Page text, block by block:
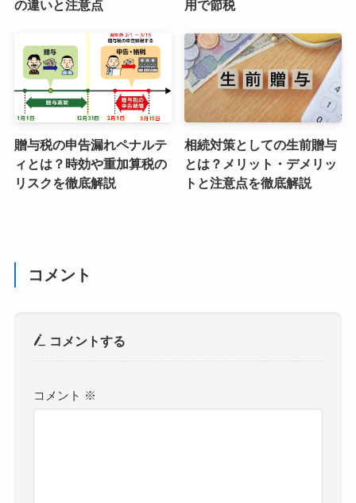
の違いと注意点 用で節税
贈与税の申告漏れペナルテ
ィとは？時効や重加算税の
リスクを徹底解説
相続対策としての生前贈与
とは？メリット・デメリッ
トと注意点を徹底解説
コメント
コメントする
コメント ※